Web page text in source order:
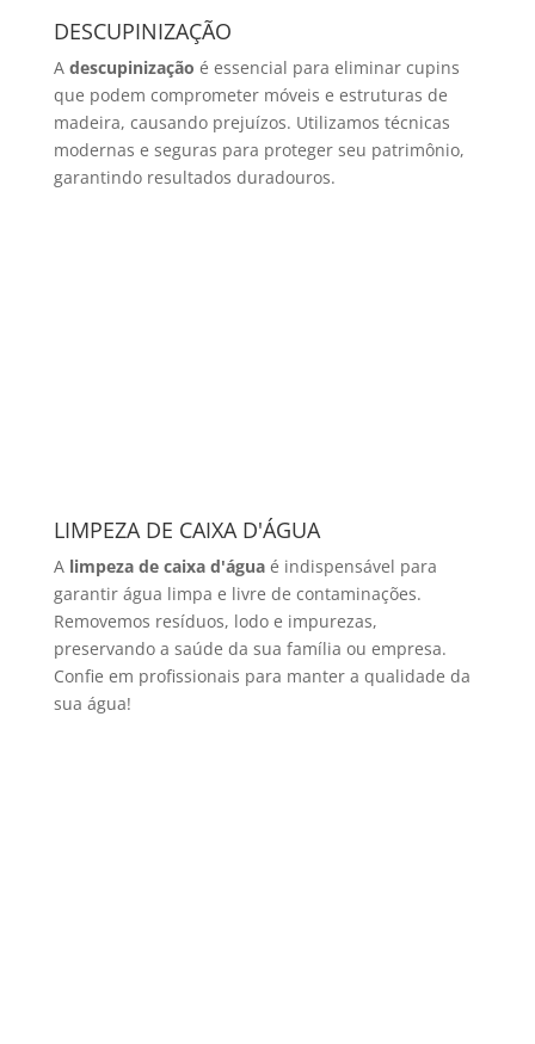
DESCUPINIZAÇÃO
A descupinização é essencial para eliminar cupins
que podem comprometer móveis e estruturas de
madeira, causando prejuízos. Utilizamos técnicas
modernas e seguras para proteger seu patrimônio,
garantindo resultados duradouros.
LIMPEZA DE CAIXA D'ÁGUA
A limpeza de caixa d'águaé indispensável para
garantir água limpa e livre de contaminações.
Removemos resíduos, lodo e impurezas,
preservando a saúde da sua família ou empresa.
Confie em profissionais para manter a qualidade da
sua água!